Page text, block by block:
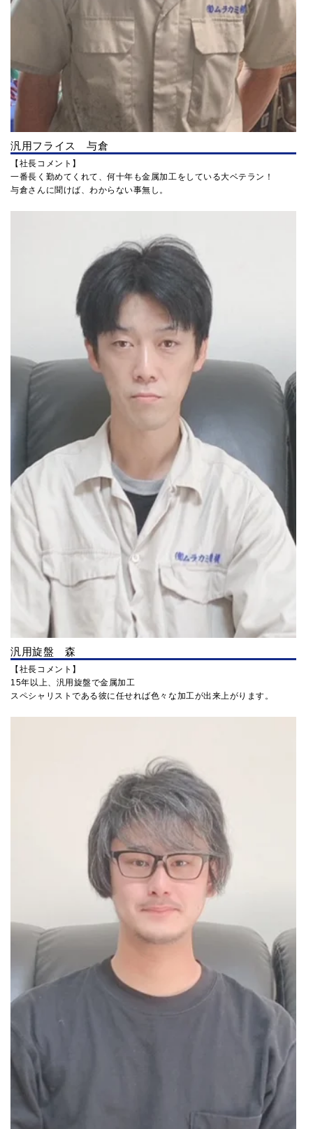
汎用フライス 与倉
【社長コメント】
一番長く勤めてくれて、何十年も金属加工をしている大ベテラン！
与倉さんに聞けば、わからない事無し。
汎用旋盤 森
【社長コメント】
15年以上、汎用旋盤で金属加工
スペシャリストである彼に任せれば色々な加工が出来上がります。